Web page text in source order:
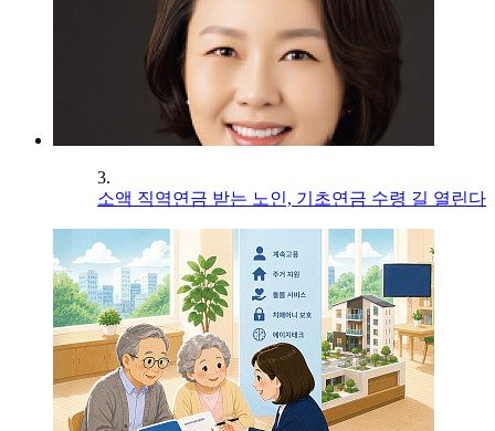
3.
소액 직역연금 받는 노인, 기초연금 수령 길 열린다